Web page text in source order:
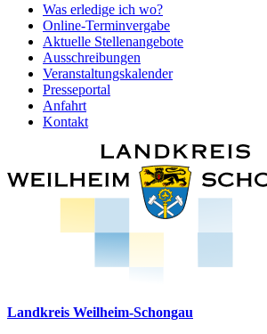
Was erledige ich wo?
Online-Terminvergabe
Aktuelle Stellenangebote
Ausschreibungen
Veranstaltungskalender
Presseportal
Anfahrt
Kontakt
Landkreis Weilheim-Schongau